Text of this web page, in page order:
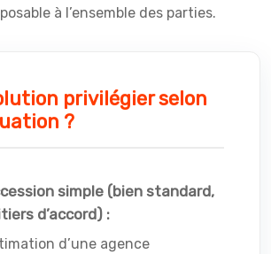
à l’ensemble des parties.
privilégier selon
?
simple (bien standard,
d’accord) :
d’une agence